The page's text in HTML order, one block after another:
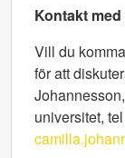
Kontakt
Vill du
för att
universitet,